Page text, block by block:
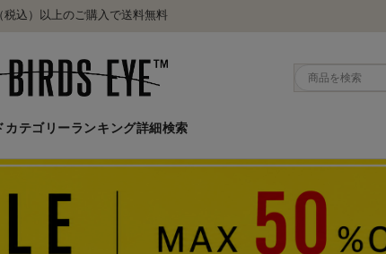
込）以上のご購入で送料無料
カテゴリーランキング詳細検索